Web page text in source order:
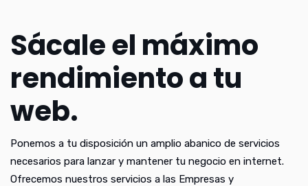
Sácale el máximo
rendimiento a tu
web.
Ponemos a tu disposición un amplio abanico de servicios
necesarios para lanzar y mantener tu negocio en internet.
Ofrecemos nuestros servicios a las Empresas y